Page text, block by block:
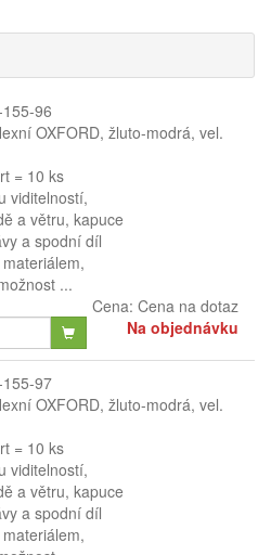
96
OXFORD, žluto-modrá, vel.
= 10 ks
viditelností,
a větru, kapuce
a spodní díl
...
Cena: Cena na dotaz
Na objednávku
97
OXFORD, žluto-modrá, vel.
= 10 ks
viditelností,
a větru, kapuce
a spodní díl